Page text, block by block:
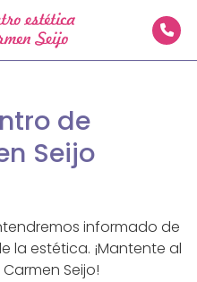
de
Seijo
informado de
la estética. ¡Mantente al
Seijo!